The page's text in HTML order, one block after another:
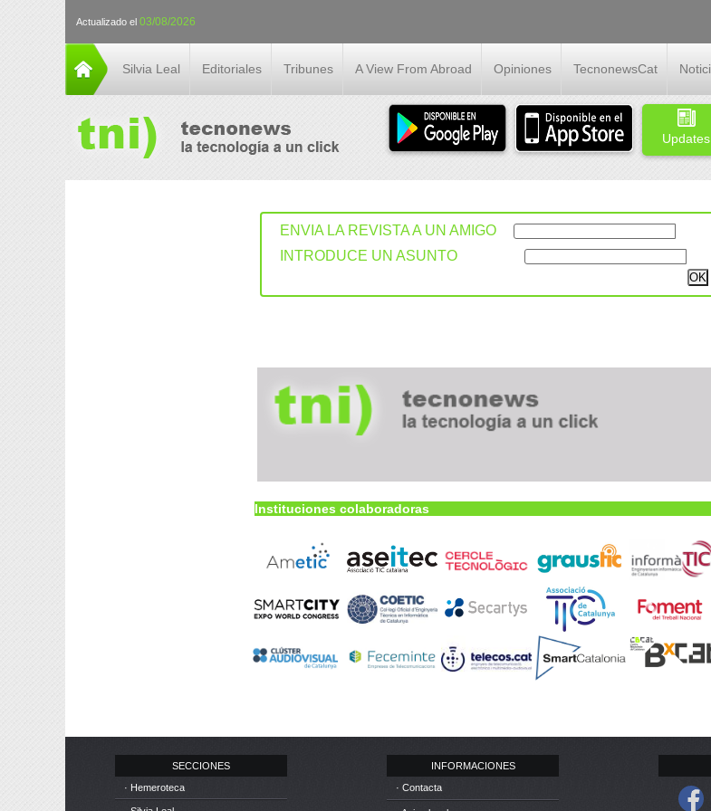
Actualizado el 03/08/2026
Silvia Leal Editoriales Tribunes A View From Abroad Opiniones TecnonewsCat
Updates
ENVIA LA REVISTA A UN AMIGO
INTRODUCE UN ASUNTO
Instituciones colaboradoras
SECCIONES
· Hemeroteca
INFORMACIONES
· Contacta